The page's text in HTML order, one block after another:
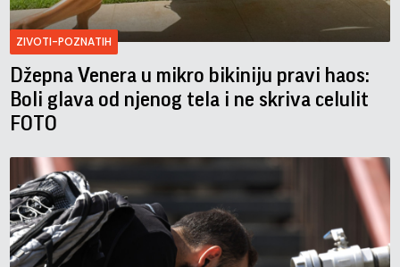
ZIVOTI-POZNATIH
Džepna Venera u mikro bikiniju pravi haos:
Boli glava od njenog tela i ne skriva celulit
FOTO